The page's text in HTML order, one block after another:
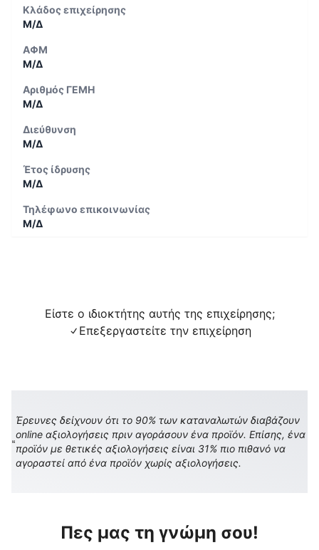
Κλάδος επιχείρησης
Μ/Δ
ΑΦΜ
Μ/Δ
Αριθμός ΓΕΜΗ
Μ/Δ
Διεύθυνση
Μ/Δ
Έτος ίδρυσης
Μ/Δ
Τηλέφωνο επικοινωνίας
Μ/Δ
Είστε ο ιδιοκτήτης αυτής της επιχείρησης;
Επεξεργαστείτε την επιχείρηση
Έρευνες δείχνουν ότι το 90% των καταναλωτών διαβάζουν
online αξιολογήσεις πριν αγοράσουν ένα προϊόν. Επίσης, ένα
προϊόν με θετικές αξιολογήσεις είναι 31% πιο πιθανό να
αγοραστεί από ένα προϊόν χωρίς αξιολογήσεις.
Πες μας τη γνώμη σου!